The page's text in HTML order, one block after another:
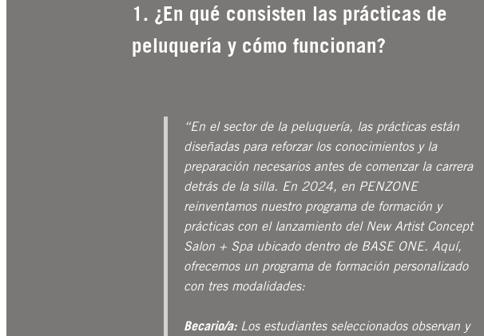
1. ¿En qué consisten las prácticas de
peluquería y cómo funcionan?
“En el sector de la peluquería, las prácticas están
diseñadas para reforzar los conocimientos y la
preparación necesarios antes de comenzar la carrera
detrás de la silla. En 2024, en PENZONE
reinventamos nuestro programa de formación y
prácticas con el lanzamiento del New Artist Concept
Salon + Spa ubicado dentro de BASE ONE. Aquí,
ofrecemos un programa de formación personalizado
con tres modalidades:
Becario/a:Los estudiantes seleccionados observan y